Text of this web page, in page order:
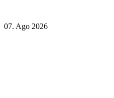
07. Ago 2026